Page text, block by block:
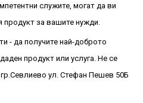
служите, могат да ви
продукт за вашите нужди.
- да получите най-доброто
продукт или услуга. Не се
ул. Стефан Пешев 50Б